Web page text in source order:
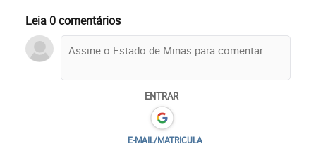
Leia 0 comentários
ENTRAR
E-MAIL/MATRICULA